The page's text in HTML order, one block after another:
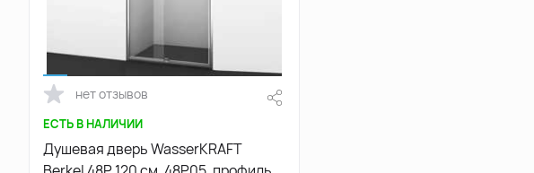
нет отзывов
ЕСТЬ В НАЛИЧИИ
Душевая дверь WasserKRAFT